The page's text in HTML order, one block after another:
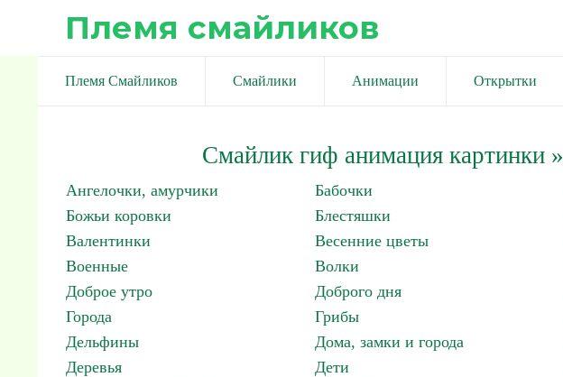
Племя смайликов
Племя Смайликов Смайлики Анимации Открытки
Смайлик гиф анимация картинки»
Ангелочки, амурчики Бабочки
Божьи коровки
Блестяшки
Валентинки
Весенние цветы
Военные
Волки
Доброе утро
Доброго дня
Города
Грибы
Дельфины
Дома, замки и города
Деревья
Дети